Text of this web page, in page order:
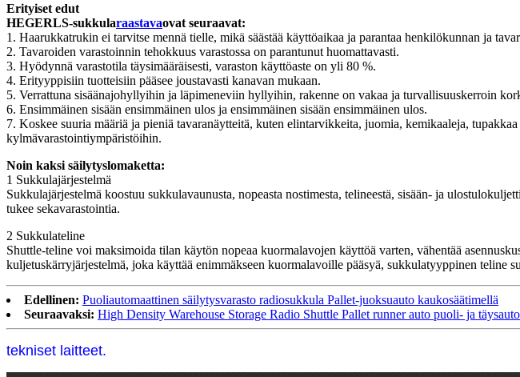
Erityiset edut
HEGERLS-sukkularaastavaovat seuraavat:
1. Haarukkatrukin ei tarvitse mennä tielle, mikä säästää käyttöaikaa ja parantaa henkilökunnan ja
2. Tavaroiden varastoinnin tehokkuus varastossa on parantunut huomattavasti.
3. Hyödynnä varastotila täysimääräisesti, varaston käyttöaste on yli 80 %.
4. Erityyppisiin tuotteisiin pääsee joustavasti kanavan mukaan.
5. Verrattuna sisäänajohyllyihin ja läpimeneviin hyllyihin, rakenne on vakaa ja turvallisuuskerroin
6. Ensimmäinen sisään ensimmäinen ulos ja ensimmäinen sisään ensimmäinen ulos.
7. Koskee suuria määriä ja pieniä tavaranäytteitä, kuten elintarvikkeita, juomia, kemikaaleja,
kylmävarastointiympäristöihin.
Noin kaksi säilytyslomaketta:
1 Sukkulajärjestelmä
Sukkulajärjestelmä koostuu sukkulavaunusta, nopeasta nostimesta, telineestä, sisään- ja
tukee sekavarastointia.
2 Sukkulateline
Shuttle-teline voi maksimoida tilan käytön nopeaa kuormalavojen käyttöä varten, vähentää
kuljetuskärryjärjestelmä, joka käyttää enimmäkseen kuormalavoille pääsyä, sukkulatyyppinen teline
Edellinen: Puoliautomaattinen säilytysvarasto radiosukkula Pallet-juoksuauto kaukosäätimellä
Seuraavaksi: High Density Warehouse Storage Radio Shuttle Pallet runner auto puoli- ja
tekniset laitteet.